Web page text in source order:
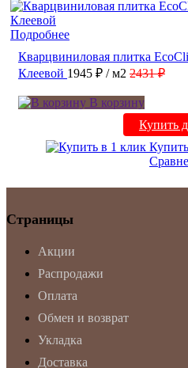
Подробнее
Кварцвиниловая плитка
Клеевой 1945 ₽ / м2 2431 ₽
В корзину
Купить
Страницы
Акции
Распродажи
Оплата
Обмен и возврат
Укладка
Доставка